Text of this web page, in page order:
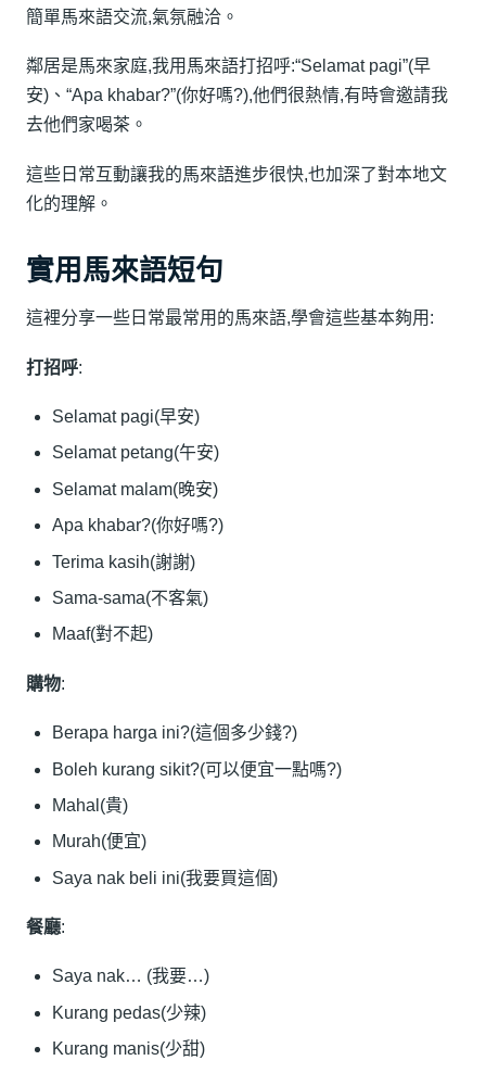
簡單馬來語交流,氣氛融洽。
鄰居是馬來家庭,我用馬來語打招呼:“Selamat pagi”(早
安)、“Apa khabar?”(你好嗎?),他們很熱情,有時會邀請我
去他們家喝茶。
這些日常互動讓我的馬來語進步很快,也加深了對本地文
化的理解。
實用馬來語短句
這裡分享一些日常最常用的馬來語,學會這些基本夠用:
打招呼:
Selamat pagi(早安)
Selamat petang(午安)
Selamat malam(晚安)
Apa khabar?(你好嗎?)
Terima kasih(謝謝)
Sama-sama(不客氣)
Maaf(對不起)
購物:
Berapa harga ini?(這個多少錢?)
Boleh kurang sikit?(可以便宜一點嗎?)
Mahal(貴)
Murah(便宜)
Saya nak beli ini(我要買這個)
餐廳:
Saya nak… (我要…)
Kurang pedas(少辣)
Kurang manis(少甜)